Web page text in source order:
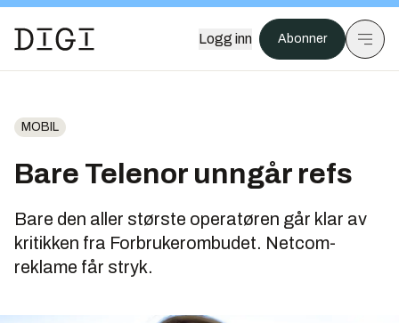
Logg inn Abonner
MOBIL
Bare Telenor unngår refs
Bare den aller største operatøren går klar av
kritikken fra Forbrukerombudet. Netcom-
reklame får stryk.